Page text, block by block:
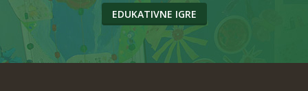
EDUKATIVNE IGRE